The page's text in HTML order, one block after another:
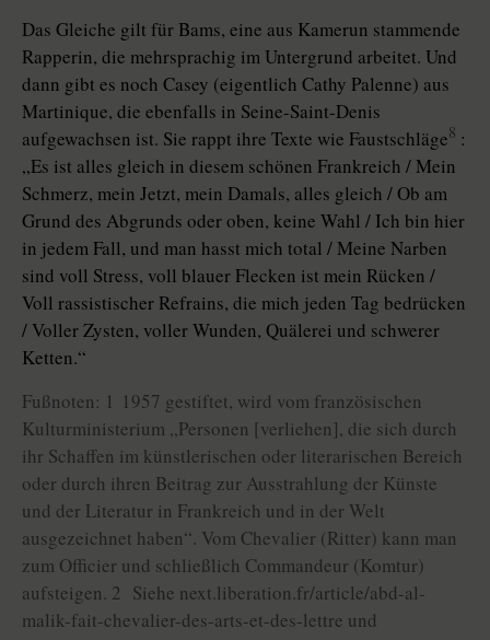
Das Gleiche gilt für Bams, eine aus Kamerun stammende
Rapperin, die mehrsprachig im Untergrund arbeitet. Und
dann gibt es noch Casey (eigentlich Cathy Palenne) aus
Martinique, die ebenfalls in Seine-Saint-Denis
aufgewachsen ist. Sie rappt ihre Texte wie Faustschläge8 :
„Es ist alles gleich in diesem schönen Frankreich / Mein
Schmerz, mein Jetzt, mein Damals, alles gleich / Ob am
Grund des Abgrunds oder oben, keine Wahl / Ich bin hier
in jedem Fall, und man hasst mich total / Meine Narben
sind voll Stress, voll blauer Flecken ist mein Rücken /
Voll rassistischer Refrains, die mich jeden Tag bedrücken
/ Voller Zysten, voller Wunden, Quälerei und schwerer
Ketten.“
Fußnoten: 1 1957 gestiftet, wird vom französischen
Kulturministerium „Personen [verliehen], die sich durch
ihr Schaffen im künstlerischen oder literarischen Bereich
oder durch ihren Beitrag zur Ausstrahlung der Künste
und der Literatur in Frankreich und in der Welt
ausgezeichnet haben“. Vom Chevalier (Ritter) kann man
zum Officier und schließlich Commandeur (Komtur)
aufsteigen. 2 Siehe next.liberation.fr/article/abd-al-
malik-fait-chevalier-des-arts-et-des-lettre und